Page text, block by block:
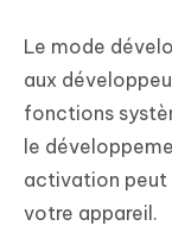
Le mode
aux
fonctions
le
activation peut
votre appareil.